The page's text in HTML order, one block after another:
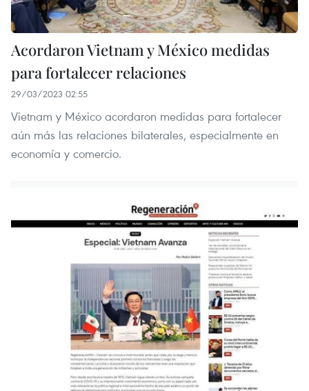
Acordaron Vietnam y México medidas
para fortalecer relaciones
29/03/2023 02:55
Vietnam y México acordaron medidas para fortalecer
aún más las relaciones bilaterales, especialmente en
economía y comercio.